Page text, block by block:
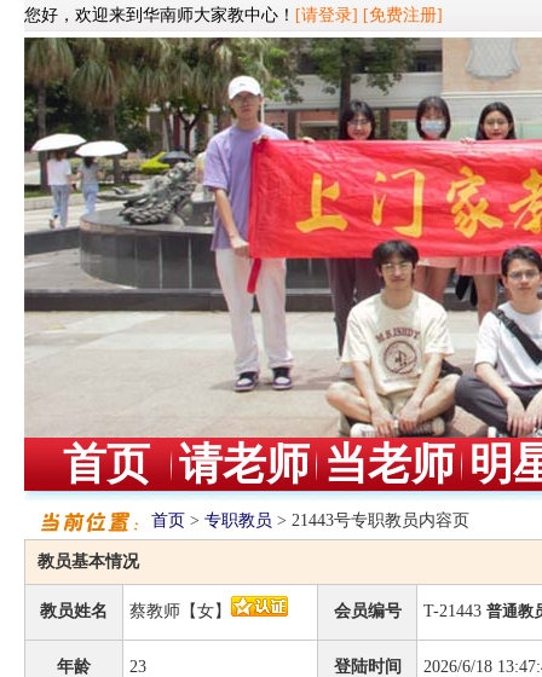
您好，欢迎来到华南师大家教中心！ [请登录] [免费注册]
首页 请老师 当老师 明
首页 > 专职教员 > 21443号专职教员内容页
教员基本情况
教员姓名 蔡教师【女】 会员编号 T-21443 普通教
年龄 23 登陆时间 2026/6/18